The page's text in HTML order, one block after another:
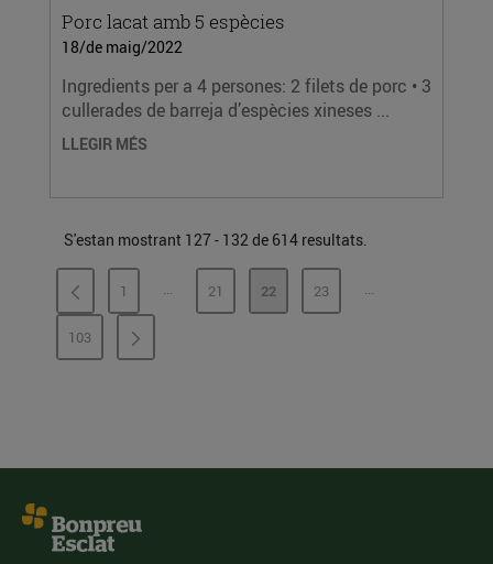
Porc lacat amb 5 espècies
18/de maig/2022
Ingredients per a 4 persones: 2 filets de porc • 3
cullerades de barreja d’espècies xineses ...
LLEGIR MÉS
S'estan mostrant 127 - 132 de 614 resultats.
PÀGINA
1 ...PÀGINES INTERMÈDIES
PÀGINA
21 PÀGINA
22 PÀGINA
23 ...PÀGINES
PÀGINA
103